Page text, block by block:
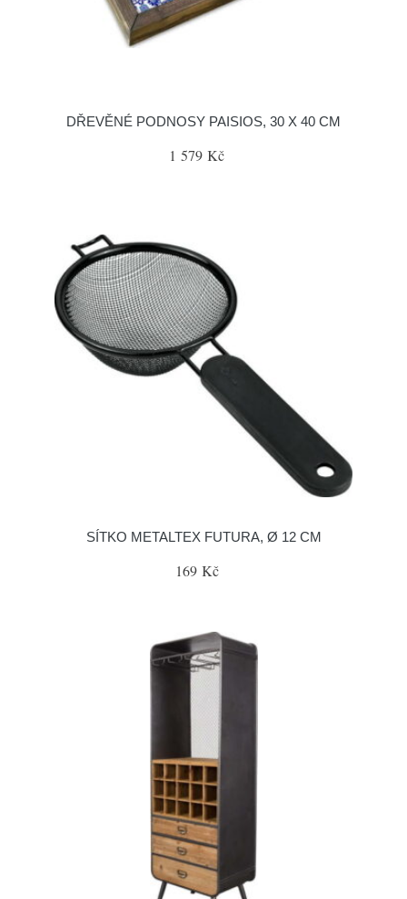
DŘEVĚNÉ PODNOSY PAISIOS, 30 X 40 CM
1 579 Kč
SÍTKO METALTEX FUTURA, Ø 12 CM
169 Kč